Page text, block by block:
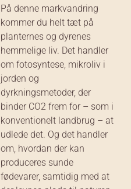
På denne markvandring
kommer du helt tæt på
planternes og dyrenes
hemmelige liv. Det handler
om fotosyntese, mikroliv i
jorden og
dyrkningsmetoder, der
binder CO2 frem for – som i
konventionelt landbrug – at
udlede det. Og det handler
om, hvordan der kan
produceres sunde
fødevarer, samtidig med at